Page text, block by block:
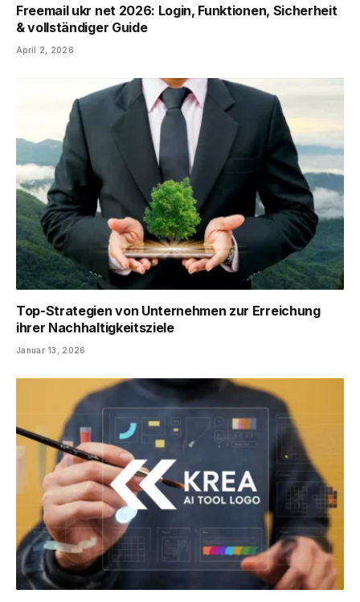
Freemail ukr net 2026: Login, Funktionen, Sicherheit
& vollständiger Guide
April 2, 2026
Top-Strategien von Unternehmen zur Erreichung
ihrer Nachhaltigkeitsziele
Januar 13, 2026